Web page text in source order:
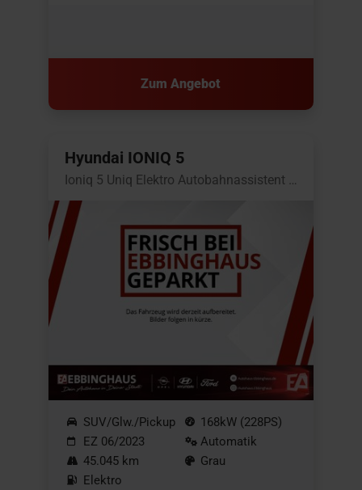
Zum Angebot
Hyundai IONIQ 5
Ioniq 5 Uniq Elektro Autobahnassistent BOSE
SUV/Glw./Pickup
EZ 06/2023
45.045 km
Elektro
168kW (228PS)
Automatik
Grau